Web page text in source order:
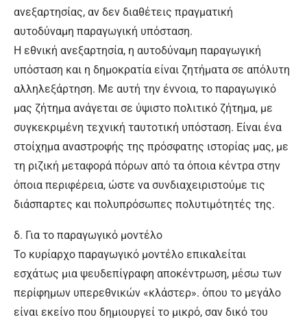
ανεξαρτησίας, αν δεν διαθέτεις πραγματική
αυτοδύναμη παραγωγική υπόσταση.
Η εθνική ανεξαρτησία, η αυτοδύναμη παραγωγική
υπόσταση και η δημοκρατία είναι ζητήματα σε απόλυτη
αλληλεξάρτηση. Με αυτή την έννοια, το παραγωγικό
μας ζήτημα ανάγεται σε ύψιστο πολιτικό ζήτημα, με
συγκεκριμένη τεχνική ταυτοτική υπόσταση. Είναι ένα
στοίχημα αναστροφής της πρόσφατης ιστορίας μας, με
τη ριζική μεταφορά πόρων από τα όποια κέντρα στην
όποια περιφέρεια, ώστε να συνδιαχειριστούμε τις
διάσπαρτες και πολυπρόσωπες πολυτιμότητές της.
δ. Για το παραγωγικό μοντέλο
Το κυρίαρχο παραγωγικό μοντέλο επικαλείται
εσχάτως μια ψευδεπίγραφη αποκέντρωση, μέσω των
περίφημων υπερεθνικών «κλάστερ». όπου το μεγάλο
είναι εκείνο που δημιουργεί το μικρό, σαν δικό του